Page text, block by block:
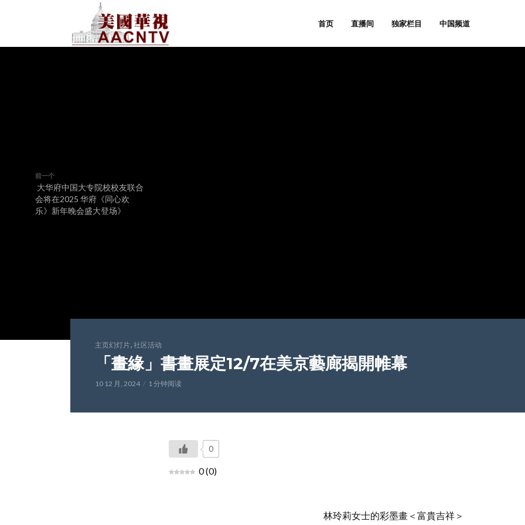
首页 直播间 独家栏目 中国频道
前一个
大华府中国大专院校校友联合
会将在2025 华府《同心欢
乐》新年晚会盛大登场》
主页幻灯片, 社区活动
「畫緣」書畫展定12/7在美京藝廊揭開帷幕
10 12 月, 2024 1 分钟阅读
0
0(0)
林玲莉女士的彩墨畫＜富貴吉祥＞